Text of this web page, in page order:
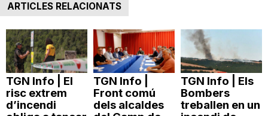
ARTICLES RELACIONATS
TGN Info | El
risc extrem
d’incendi
TGN Info |
Front comú
dels alcaldes
TGN Info | Els
Bombers
treballen en un